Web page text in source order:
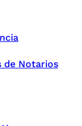
de Notarios